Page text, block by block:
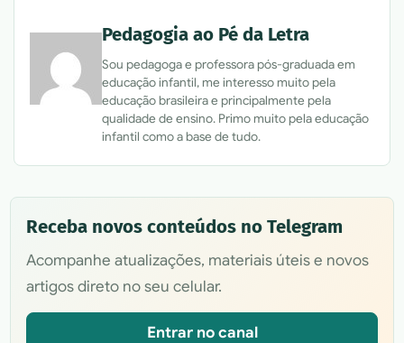
Pedagogia ao Pé da Letra
Sou pedagoga e professora pós-graduada em
educação infantil, me interesso muito pela
educação brasileira e principalmente pela
qualidade de ensino. Primo muito pela educação
infantil como a base de tudo.
Receba novos conteúdos no Telegram
Acompanhe atualizações, materiais úteis e novos
artigos direto no seu celular.
Entrar no canal